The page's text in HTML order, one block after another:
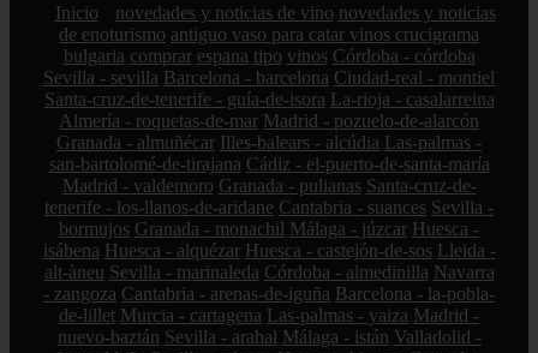
Inicio novedades y noticias de vino novedades y noticias
de enoturismo antiguo vaso para catar vinos crucigrama
bulgaria comprar espana tipo vinos Córdoba - córdoba
Sevilla - sevilla Barcelona - barcelona Ciudad-real - montiel
Santa-cruz-de-tenerife - guía-de-isora La-rioja - casalarreina
Almería - roquetas-de-mar Madrid - pozuelo-de-alarcón
Granada - almuñécar Illes-balears - alcúdia Las-palmas -
san-bartolomé-de-tirajana Cádiz - el-puerto-de-santa-maría
Madrid - valdemoro Granada - pulianas Santa-cruz-de-
tenerife - los-llanos-de-aridane Cantabria - suances Sevilla -
bormujos Granada - monachil Málaga - júzcar Huesca -
isábena Huesca - alquézar Huesca - castejón-de-sos Lleida -
alt-àneu Sevilla - marinaleda Córdoba - almedinilla Navarra
- zangoza Cantabria - arenas-de-iguña Barcelona - la-pobla-
de-lillet Murcia - cartagena Las-palmas - yaiza Madrid -
nuevo-baztán Sevilla - arahal Málaga - istán Valladolid -